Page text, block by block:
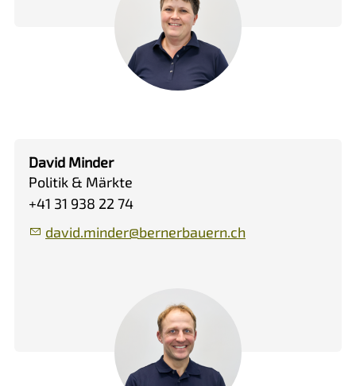
David Minder
Politik & Märkte
+41 31 938 22 74
d v d m nd r b rn rb rn ch